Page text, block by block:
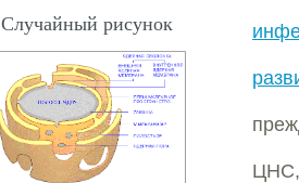
ЦНС,
Случайный рисунок